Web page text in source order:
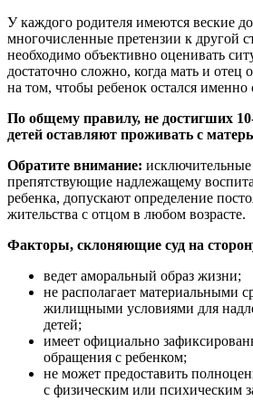
У каждого родителя имеются веские
многочисленные претензии к другой
необходимо объективно оценивать
достаточно сложно, когда мать и отец
на том, чтобы ребенок остался
По общему правилу, не достигших 10-
детей оставляют проживать с
Обратите внимание: исключительные
препятствующие надлежащему
ребенка, допускают определение
жительства с отцом в любом возрасте.
Факторы, склоняющие суд на
ведет аморальный образ жизни;
не располагает материальными
жилищными условиями для
детей;
имеет официально
обращения с ребенком;
не может предоставить
с физическим или психическим